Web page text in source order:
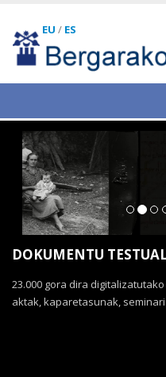
EU / ES
Previous
DOKUMENTU
23.000 gora dira
aktak, kaparetasunak,